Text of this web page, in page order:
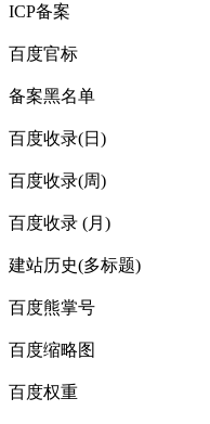
ICP备案
百度官标
备案黑名单
百度收录(日)
百度收录(周)
百度收录 (月)
建站历史(多标题)
百度熊掌号
百度缩略图
百度权重